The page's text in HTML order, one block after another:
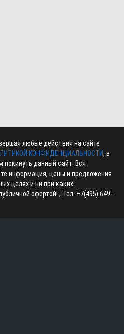
любые действия на сайте
КОНФИДЕНЦИАЛЬНОСТИ, в
покинуть данный сайт. Вся
информация, цены и предложения
целях и ни при каких
офертой! , Тел: +7(495) 649-